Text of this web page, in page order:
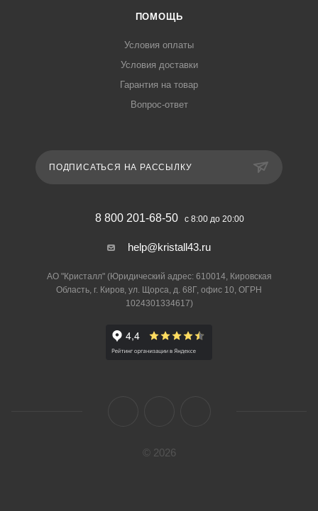
ПОМОЩЬ
Условия оплаты
Условия доставки
Гарантия на товар
Вопрос-ответ
ПОДПИСАТЬСЯ НА РАССЫЛКУ
8 800 201-68-50 с 8:00 до 20:00
help@kristall43.ru
АО "Кристалл" (Юридический адрес: 610014, Кировская
Область, г. Киров, ул. Щорса, д. 68Г, офис 10, ОГРН
1024301334617)
© 2026